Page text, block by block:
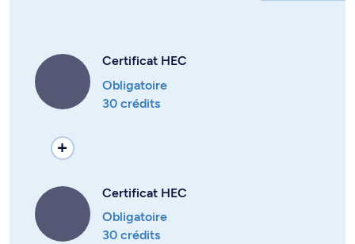
Certificat HEC
Obligatoire
30 crédits
Certificat HEC
Obligatoire
30 crédits